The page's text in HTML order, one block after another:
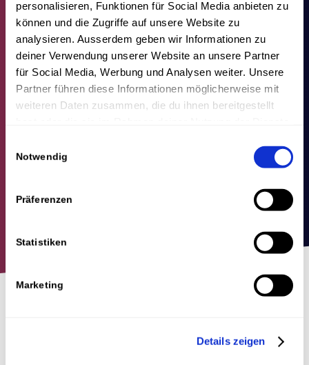
personalisieren, Funktionen für Social Media anbieten zu
können und die Zugriffe auf unsere Website zu
analysieren. Ausserdem geben wir Informationen zu
deiner Verwendung unserer Website an unsere Partner
für Social Media, Werbung und Analysen weiter. Unsere
Partner führen diese Informationen möglicherweise mit
weiteren Daten zusammen, die du ihnen bereitgestellt
Notwendig
Präferenzen
Statistiken
Marketing
Details zeigen
von B2B Online-Marketing